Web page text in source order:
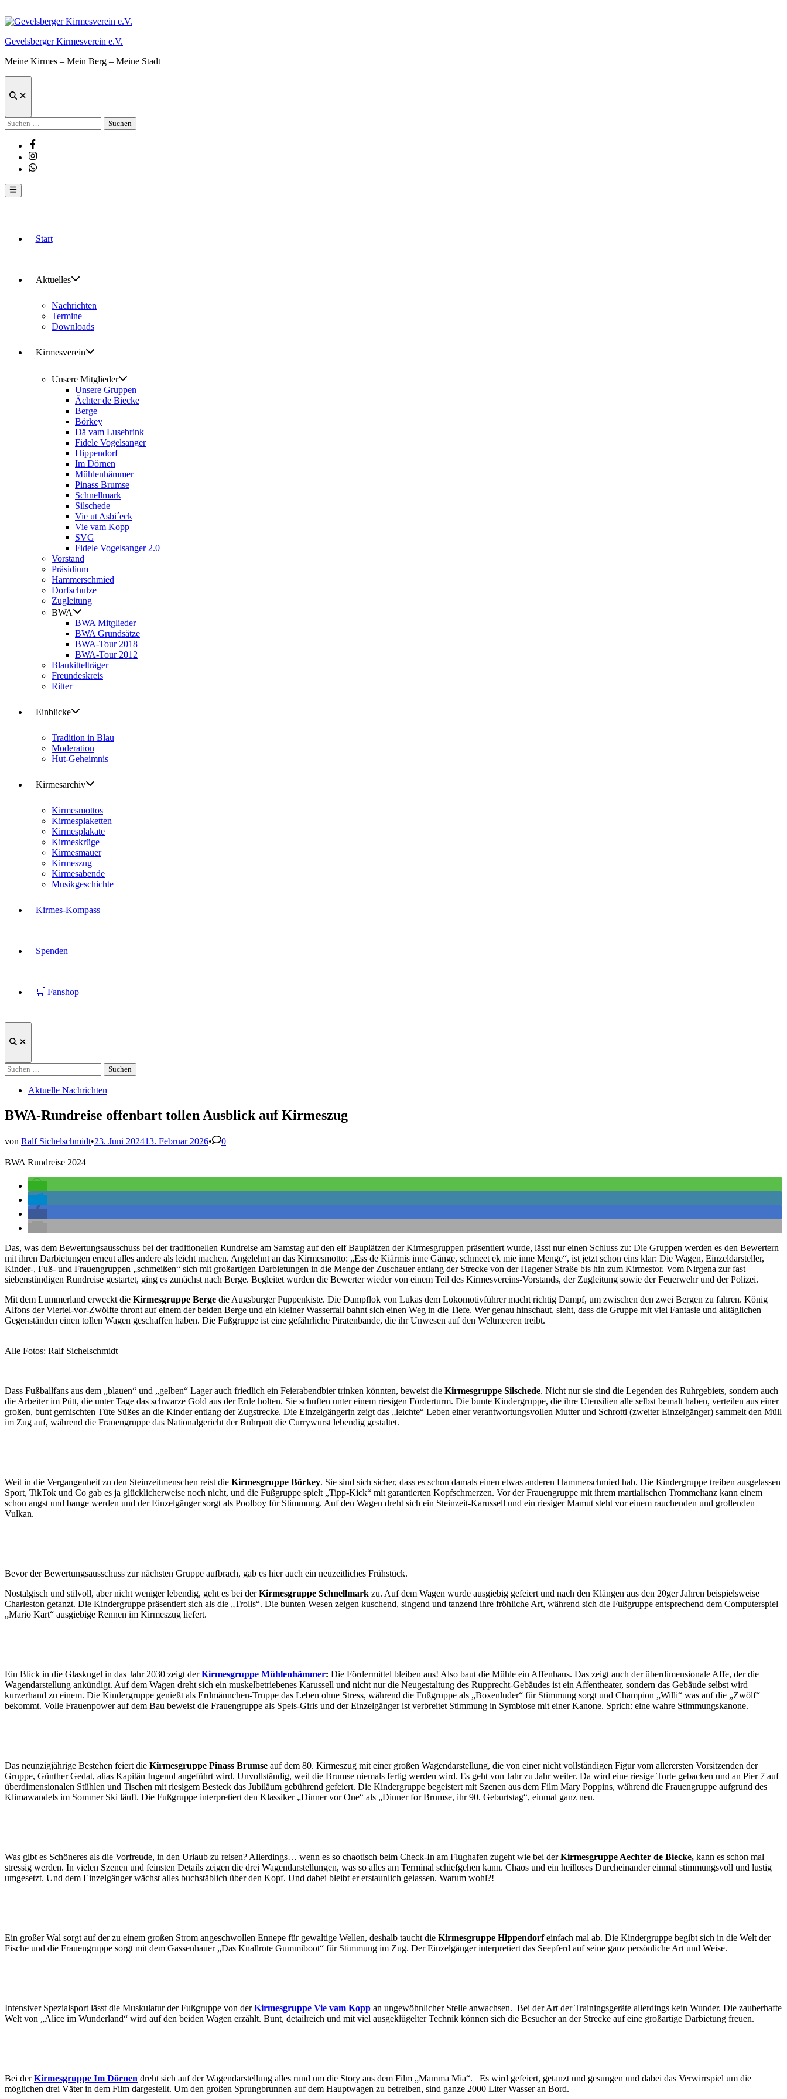
Inhalt
Gevelsberger Kirmesverein e.V.
Meine Kirmes – Mein Berg – Meine Stadt
Suche
Suchen
nach:
Facebook
Instagram
Whatsapp
Hauptmenü
Start
Aktuelles
Nachrichten
Termine
Downloads
Kirmesverein
Unsere Mitglieder
Unsere Gruppen
Ächter de Biecke
Berge
Börkey
Dä vam Lusebrink
Fidele Vogelsanger
Hippendorf
Im Dörnen
Mühlenhämmer
Pinass Brumse
Schnellmark
Silschede
Vie ut Asbi´eck
Vie vam Kopp
SVG
Fidele Vogelsanger 2.0
Vorstand
Präsidium
Hammerschmied
Dorfschulze
Zugleitung
BWA
BWA Mitglieder
BWA Grundsätze
BWA-Tour 2018
BWA-Tour 2012
Blaukittelträger
Freundeskreis
Ritter
Einblicke
Tradition in Blau
Moderation
Hut-Geheimnis
Kirmesarchiv
Kirmesmottos
Kirmesplaketten
Kirmesplakate
Kirmeskrüge
Kirmesmauer
Kirmeszug
Kirmesabende
Musikgeschichte
Kirmes-Kompass
Spenden
🛒 Fanshop
Suche
Suchen
nach:
Veröffentlicht
Aktuelle Nachrichten
BWA-Rundreise offenbart tollen Ausblick auf Kirmeszug
von Ralf Sichelschmidt•23. Juni 202413. Februar 2026• 0
BWA Rundreise 2024
Das, was dem Bewertungsausschuss bei der traditionellen Rundreise am Samstag auf den elf Bauplätzen der Kirmesgruppen präsentiert wurde, lässt nur einen Schluss zu: Die Gruppen werden es den Bewertern
mit ihren Darbietungen erneut alles andere als leicht machen. Angelehnt an das Kirmesmotto: „Ess de Kiärmis inne Gänge, schmeet ek mie inne Menge“, ist jetzt schon eins klar: Die Wagen, Einzeldarsteller,
Kinder-, Fuß- und Frauengruppen „schmeißen“ sich mit großartigen Darbietungen in die Menge der Zuschauer entlang der Strecke von der Hagener Straße bis hin zum Kirmestor. Vom Nirgena zur fast
siebenstündigen Rundreise gestartet, ging es zunächst nach Berge. Begleitet wurden die Bewerter wieder von einem Teil des Kirmesvereins-Vorstands, der Zugleitung sowie der Feuerwehr und der Polizei.
Mit dem Lummerland erweckt die Kirmesgruppe Berge die Augsburger Puppenkiste. Die Dampflok von Lukas dem Lokomotivführer macht richtig Dampf, um zwischen den zwei Bergen zu fahren. König
Alfons der Viertel-vor-Zwölfte thront auf einem der beiden Berge und ein kleiner Wasserfall bahnt sich einen Weg in die Tiefe. Wer genau hinschaut, sieht, dass die Gruppe mit viel Fantasie und alltäglichen
Gegenständen einen tollen Wagen geschaffen haben. Die Fußgruppe ist eine gefährliche Piratenbande, die ihr Unwesen auf den Weltmeeren treibt.
Alle Fotos: Ralf Sichelschmidt
Dass Fußballfans aus dem „blauen“ und „gelben“ Lager auch friedlich ein Feierabendbier trinken könnten, beweist die Kirmesgruppe Silschede. Nicht nur sie sind die Legenden des Ruhrgebiets, sondern auch
die Arbeiter im Pütt, die unter Tage das schwarze Gold aus der Erde holten. Sie schuften unter einem riesigen Förderturm. Die bunte Kindergruppe, die ihre Utensilien alle selbst bemalt haben, verteilen aus einer
großen, bunt gemischten Tüte Süßes an die Kinder entlang der Zugstrecke. Die Einzelgängerin zeigt das „leichte“ Leben einer verantwortungsvollen Mutter und Schrotti (zweiter Einzelgänger) sammelt den Müll
im Zug auf, während die Frauengruppe das Nationalgericht der Ruhrpott die Currywurst lebendig gestaltet.
Weit in die Vergangenheit zu den Steinzeitmenschen reist die Kirmesgruppe Börkey. Sie sind sich sicher, dass es schon damals einen etwas anderen Hammerschmied hab. Die Kindergruppe treiben ausgelassen
Sport, TikTok und Co gab es ja glücklicherweise noch nicht, und die Fußgruppe spielt „Tipp-Kick“ mit garantierten Kopfschmerzen. Vor der Frauengruppe mit ihrem martialischen Trommeltanz kann einem
schon angst und bange werden und der Einzelgänger sorgt als Poolboy für Stimmung. Auf den Wagen dreht sich ein Steinzeit-Karussell und ein riesiger Mamut steht vor einem rauchenden und grollenden
Vulkan.
Bevor der Bewertungsausschuss zur nächsten Gruppe aufbrach, gab es hier auch ein neuzeitliches Frühstück.
Nostalgisch und stilvoll, aber nicht weniger lebendig, geht es bei derKirmesgruppe Schnellmark zu. Auf dem Wagen wurde ausgiebig gefeiert und nach den Klängen aus den 20ger Jahren beispielsweise
Charleston getanzt. Die Kindergruppe präsentiert sich als die „Trolls“. Die bunten Wesen zeigen kuschend, singend und tanzend ihre fröhliche Art, während sich die Fußgruppe entsprechend dem Computerspiel
„Mario Kart“ ausgiebige Rennen im Kirmeszug liefert.
Ein Blick in die Glaskugel in das Jahr 2030 zeigt derKirmesgruppe Mühlenhämmer: Die Fördermittel bleiben aus! Also baut die Mühle ein Affenhaus. Das zeigt auch der überdimensionale Affe, der die
Wagendarstellung ankündigt. Auf dem Wagen dreht sich ein muskelbetriebenes Karussell und nicht nur die Neugestaltung des Rupprecht-Gebäudes ist ein Affentheater, sondern das Gebäude selbst wird
kurzerhand zu einem. Die Kindergruppe genießt als Erdmännchen-Truppe das Leben ohne Stress, während die Fußgruppe als „Boxenluder“ für Stimmung sorgt und Champion „Willi“ was auf die „Zwölf“
bekommt. Volle Frauenpower auf dem Bau beweist die Frauengruppe als Speis-Girls und der Einzelgänger ist verbreitet Stimmung in Symbiose mit einer Kanone. Sprich: eine wahre Stimmungskanone.
Das neunzigjährige Bestehen feiert die Kirmesgruppe Pinass Brumse auf dem 80. Kirmeszug mit einer großen Wagendarstellung, die von einer nicht vollständigen Figur vom allerersten Vorsitzenden der
Gruppe, Günther Gedat, alias Kapitän Ingenol angeführt wird. Unvollständig, weil die Brumse niemals fertig werden wird. Es geht von Jahr zu Jahr weiter. Da wird eine riesige Torte gebacken und an Pier 7 auf
überdimensionalen Stühlen und Tischen mit riesigem Besteck das Jubiläum gebührend gefeiert. Die Kindergruppe begeistert mit Szenen aus dem Film Mary Poppins, während die Frauengruppe aufgrund des
Klimawandels im Sommer Ski läuft. Die Fußgruppe interpretiert den Klassiker „Dinner vor One“ als „Dinner for Brumse, ihr 90. Geburtstag“, einmal ganz neu.
Was gibt es Schöneres als die Vorfreude, in den Urlaub zu reisen? Allerdings… wenn es so chaotisch beim Check-In am Flughafen zugeht wie bei derKirmesgruppe Aechter de Biecke, kann es schon mal
stressig werden. In vielen Szenen und feinsten Details zeigen die drei Wagendarstellungen, was so alles am Terminal schiefgehen kann. Chaos und ein heilloses Durcheinander einmal stimmungsvoll und lustig
umgesetzt. Und dem Einzelgänger wächst alles buchstäblich über den Kopf. Und dabei bleibt er erstaunlich gelassen. Warum wohl?!
Ein großer Wal sorgt auf der zu einem großen Strom angeschwollen Ennepe für gewaltige Wellen, deshalb taucht die Kirmesgruppe Hippendorfeinfach mal ab. Die Kindergruppe begibt sich in die Welt der
Fische und die Frauengruppe sorgt mit dem Gassenhauer „Das Knallrote Gummiboot“ für Stimmung im Zug. Der Einzelgänger interpretiert das Seepferd auf seine ganz persönliche Art und Weise.
Intensiver Spezialsport lässt die Muskulatur der Fußgruppe von derKirmesgruppe Vie vam Kopp an ungewöhnlicher Stelle anwachsen. Bei der Art der Trainingsgeräte allerdings kein Wunder. Die zauberhafte
Welt von „Alice im Wunderland“ wird auf den beiden Wagen erzählt. Bunt, detailreich und mit viel ausgeklügelter Technik können sich die Besucher an der Strecke auf eine großartige Darbietung freuen.
Bei derKirmesgruppe Im Dörnen dreht sich auf der Wagendarstellung alles rund um die Story aus dem Film „Mamma Mia“. Es wird gefeiert, getanzt und gesungen und dabei das Verwirrspiel um die
möglichen drei Väter in dem Film dargestellt. Um den großen Sprungbrunnen auf dem Hauptwagen zu betreiben, sind ganze 2000 Liter Wasser an Bord.